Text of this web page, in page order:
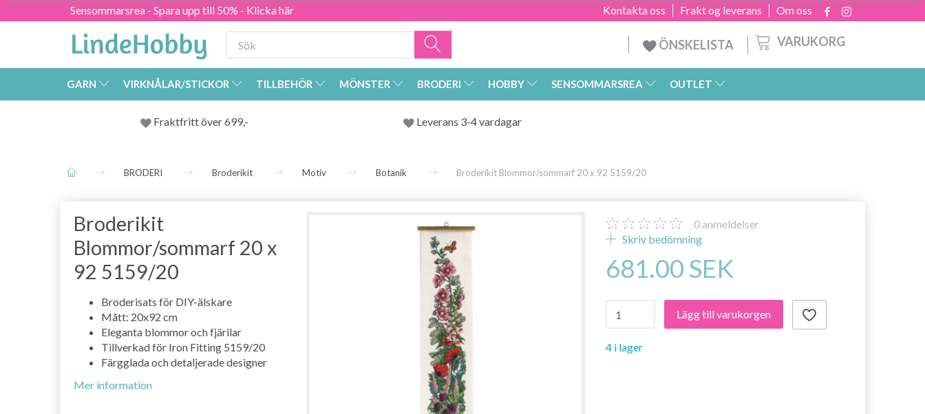
Sensommarsrea - Spara upp till 50% - Klicka här Om oss
Frakt og leverans
Kontakta oss
VARUKORG
ÖNSKELISTA
GARN VIRKNÅLAR/STICKOR TILLBEHÖR MÖNSTER BRODERI HOBBY SENSOMMARSREA OUTLET
Fraktfritt över 699,- Leverans 3-4 vardagar
BRODERI Broderikit Motiv Botanik Broderikit Blommor/sommarf 20 x 92 5159/20
Broderikit
Blommor/sommarf 20 x
92 5159/20
Broderisats för DIY-älskare
Mått: 20x92 cm
Eleganta blommor och fjärilar
Tillverkad för Iron Fitting 5159/20
Färgglada och detaljerade designer
Mer information
0 anmeldelser
Skriv bedömning
681.00 SEK
Lägg till varukorgen
4 i lager